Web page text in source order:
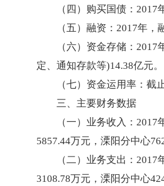
（四）购买国债：
（五）融资：2017年
（六）资金存储：
定、通知存款等)14.38亿元。
（七）资金运用率：截
三、主要财务数据
（一）业务收入：
5857.44万元，溧阳分中心
（二）业务支出：
3108.78万元，溧阳分中心